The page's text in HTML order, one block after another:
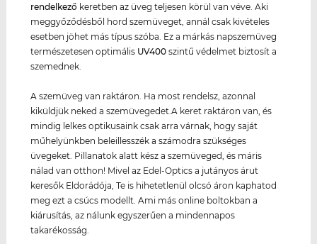
rendelkező keretben az üveg teljesen körül van véve. Aki
meggyőződésből hord szemüveget, annál csak kivételes
esetben jöhet más típus szóba. Ez a márkás napszemüveg
természetesen optimális UV400 szintű védelmet biztosít a
szemednek.
A szemüveg van raktáron. Ha most rendelsz, azonnal
kiküldjük neked a szemüvegedet.A keret raktáron van, és
mindig lelkes optikusaink csak arra várnak, hogy saját
műhelyünkben beleillesszék a számodra szükséges
üvegeket. Pillanatok alatt kész a szemüveged, és máris
nálad van otthon! Mivel az Edel-Optics a jutányos árut
keresők Eldorádója, Te is hihetetlenül olcsó áron kaphatod
meg ezt a csúcs modellt. Ami más online boltokban a
kiárusítás, az nálunk egyszerűen a mindennapos
takarékosság.